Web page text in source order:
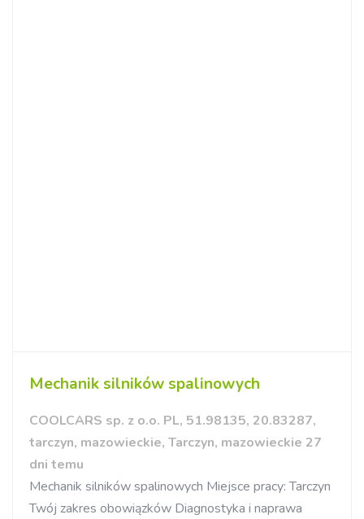
Mechanik silników spalinowych
COOLCARS sp. z o.o. PL, 51.98135, 20.83287,
tarczyn, mazowieckie, Tarczyn, mazowieckie 27
dni temu
Mechanik silników spalinowych Miejsce pracy: Tarczyn
Twój zakres obowiązków Diagnostyka i naprawa